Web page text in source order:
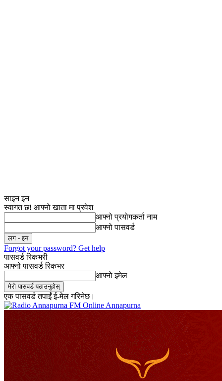
साइन इन
स्वागत छ! आफ्नो खाता मा प्रवेश
आफ्नो प्रयोगकर्ता नाम
आफ्नो पासवर्ड
Forgot your password? Get help
पासवर्ड रिकभरी
आफ्नो पासवर्ड रिकभर
आफ्नो इमेल
एक पासवर्ड तपाईं ई-मेल गरिनेछ।
Online Annapurna